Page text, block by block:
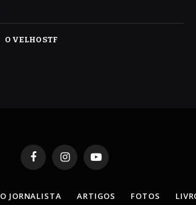
O VELHO STF
FacebookInstagramYouTube
O JORNALISTA ARTIGOS FOTOS